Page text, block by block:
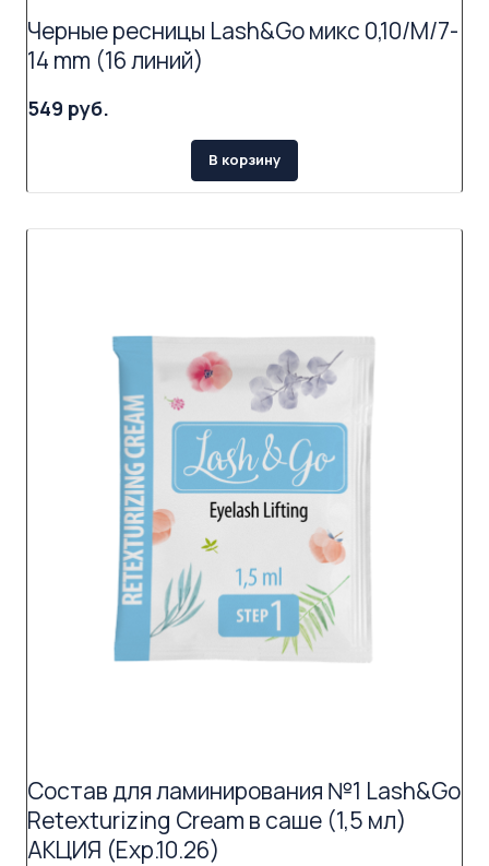
Черные ресницы Lash&Go микс 0,10/M/7-
14 mm (16 линий)
549 руб.
В корзину
Состав для ламинирования №1 Lash&Go
Retexturizing Cream в саше (1,5 мл)
АКЦИЯ (Exp.10.26)